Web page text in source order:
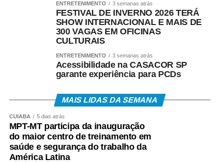
• Telefone 158 (Ministério do Trabalho);
• Aplicativos Caixa Tem e Benefícios Sociais Caixa;
• Atendimento Caixa ao Cidadão: 0800-726-0207.
A expectativa é que, em 2026, cerca de 22,2 milhões
COMENTE ABAIXO:
ENTRETENIMENTO 3 semanas atrás
FESTIVAL DE INVERNO 2026 TERÁ
SHOW INTERNACIONAL E MAIS DE
300 VAGAS EM OFICINAS
CULTURAIS
ENTRETENIMENTO 3 semanas atrás
Acessibilidade na CASACOR SP
garante experiência para PCDs
MAIS LIDAS DA SEMANA
CUIABÁ 5 dias atrás
MPT-MT participa da inauguração
do maior centro de treinamento em
saúde e segurança do trabalho da
América Latina